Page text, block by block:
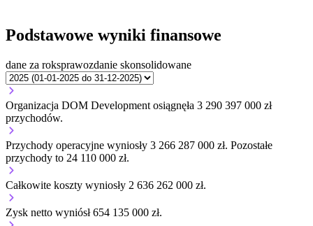
Podstawowe wyniki finansowe
dane za roksprawozdanie skonsolidowane
Organizacja DOM Development osiągnęła 3 290 397 000 zł
przychodów.
Przychody operacyjne wyniosły 3 266 287 000 zł. Pozostałe
przychody to 24 110 000 zł.
Całkowite koszty wyniosły 2 636 262 000 zł.
Zysk netto wyniósł 654 135 000 zł.